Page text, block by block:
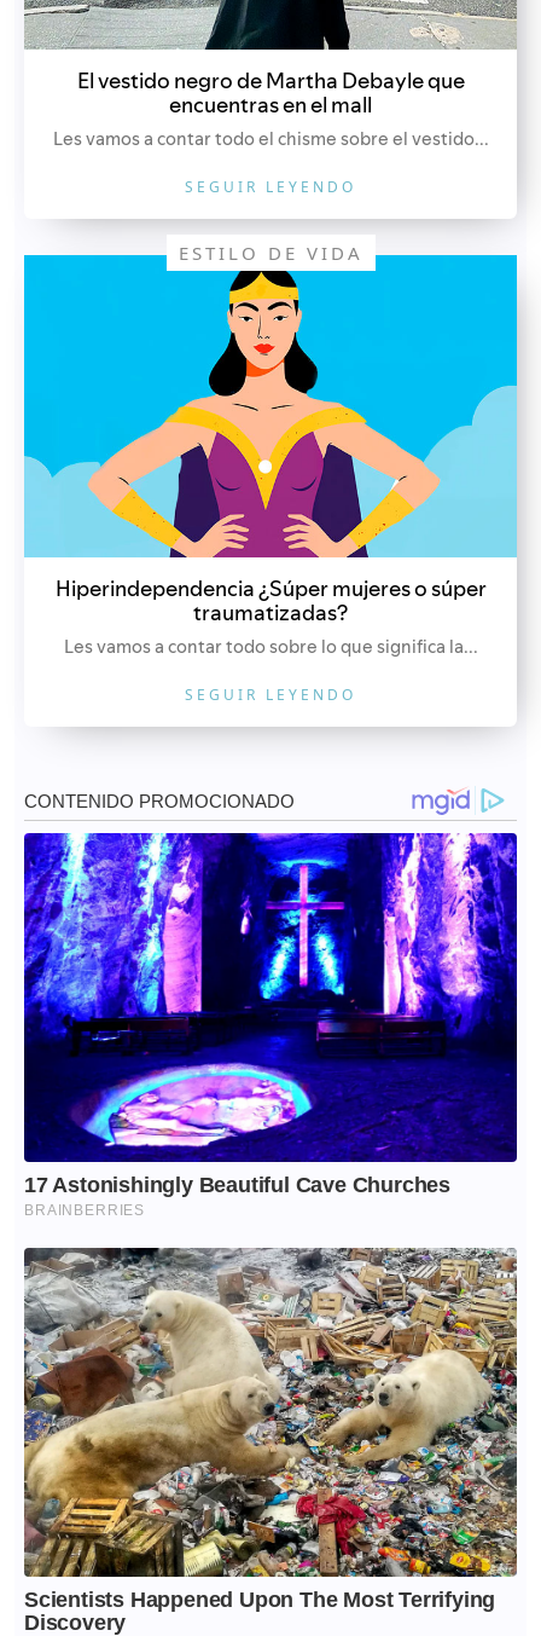
El vestido negro de Martha Debayle que
encuentras en el mall
Les vamos a contar todo el chisme sobre el vestido...
SEGUIR LEYENDO
ESTILO DE VIDA
Hiperindependencia ¿Súper mujeres o súper
traumatizadas?
Les vamos a contar todo sobre lo que significa la...
SEGUIR LEYENDO